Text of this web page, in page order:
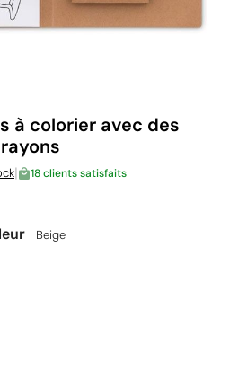
à colorier avec des
| 18 clients satisfaits
Beige